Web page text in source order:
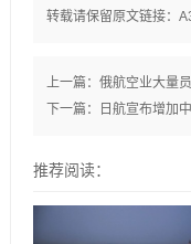
转载请保留原文链接：
上一篇： 俄航空业大量
下一篇：
日航宣布增加
推荐阅读：